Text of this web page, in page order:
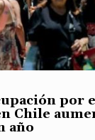
por
Chile
año